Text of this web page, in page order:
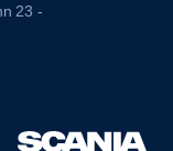
23 -